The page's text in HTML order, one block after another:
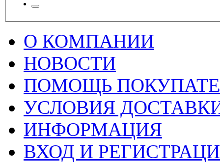
О КОМПАНИИ
НОВОСТИ
ПОМОЩЬ
УСЛОВИЯ
ИНФОРМАЦИЯ
ВХОД И